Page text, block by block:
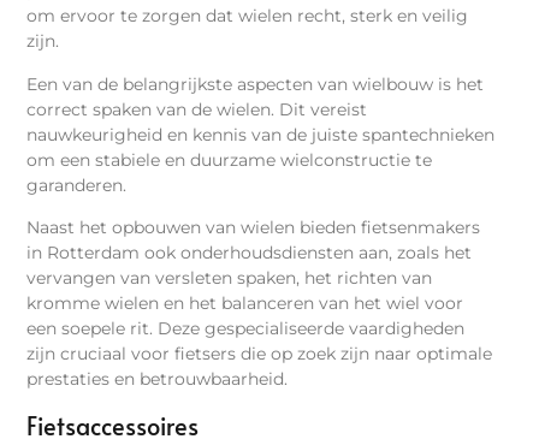
om ervoor te zorgen dat wielen recht, sterk en veilig
zijn.
Een van de belangrijkste aspecten van wielbouw is het
correct spaken van de wielen. Dit vereist
nauwkeurigheid en kennis van de juiste spantechnieken
om een stabiele en duurzame wielconstructie te
garanderen.
Naast het opbouwen van wielen bieden fietsenmakers
in Rotterdam ook onderhoudsdiensten aan, zoals het
vervangen van versleten spaken, het richten van
kromme wielen en het balanceren van het wiel voor
een soepele rit. Deze gespecialiseerde vaardigheden
zijn cruciaal voor fietsers die op zoek zijn naar optimale
prestaties en betrouwbaarheid.
Fietsaccessoires